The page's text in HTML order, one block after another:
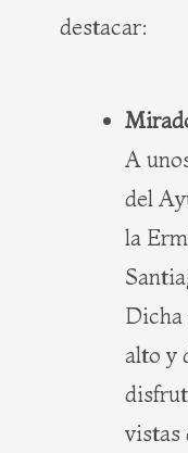
destacar:
A
del
la
Dicha
alto y
vistas